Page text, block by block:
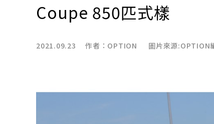
Coupe 850匹式樣
2021.09.23 作者： OPTION 圖片來源:OPTION